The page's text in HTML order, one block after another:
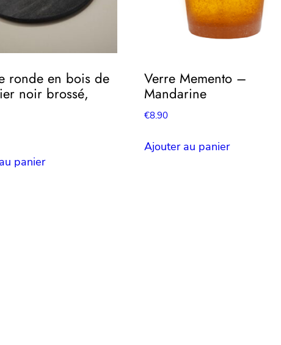
ronde en bois de
noir brossé,
panier
Verre Memento –
Mandarine
€8.90
Ajouter au panier